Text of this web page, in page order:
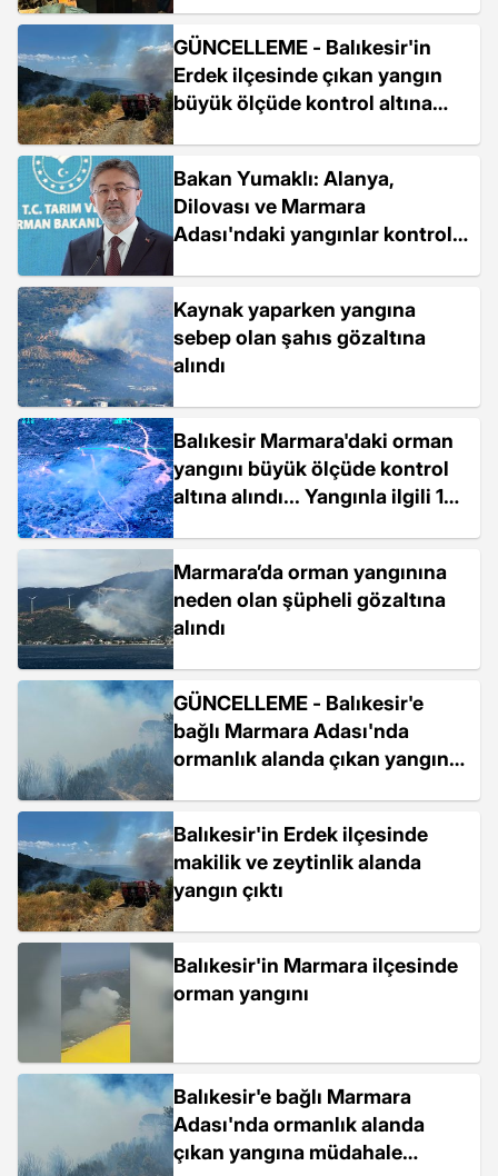
GÜNCELLEME - Balıkesir'in
Erdek ilçesinde çıkan yangın
büyük ölçüde kontrol altına
Bakan Yumaklı: Alanya,
Dilovası ve Marmara
Adası'ndaki yangınlar kontrol
Kaynak yaparken yangına
sebep olan şahıs gözaltına
alındı
Balıkesir Marmara'daki orman
yangını büyük ölçüde kontrol
altına alındı... Yangınla ilgili 1
Marmara’da orman yangınına
neden olan şüpheli gözaltına
alındı
GÜNCELLEME - Balıkesir'e
bağlı Marmara Adası'nda
ormanlık alanda çıkan yangın
Balıkesir'in Erdek ilçesinde
makilik ve zeytinlik alanda
yangın çıktı
Balıkesir'in Marmara ilçesinde
orman yangını
Balıkesir'e bağlı Marmara
Adası'nda ormanlık alanda
çıkan yangına müdahale